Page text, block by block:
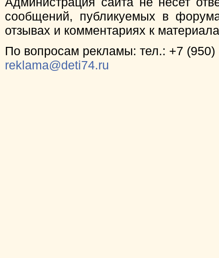
сообщений, публикуемых в
отзывах и комментариях к
По вопросам рекламы: тел.: +7 (950)
reklama@deti74.ru